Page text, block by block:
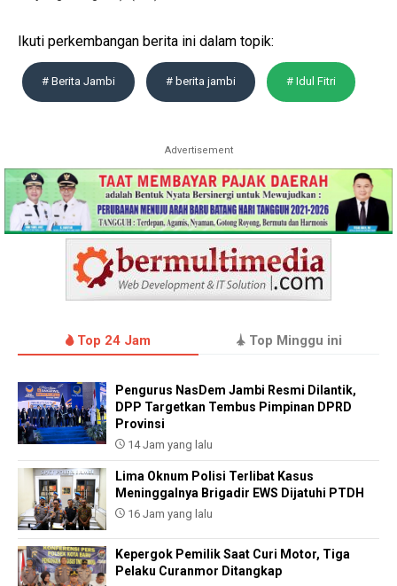
Ikuti perkembangan berita ini dalam topik:
# Berita Jambi # berita jambi # Idul Fitri
Advertisement
Top 24 Jam Top Minggu ini
Pengurus NasDem Jambi Resmi Dilantik,
DPP Targetkan Tembus Pimpinan DPRD
Provinsi
14 Jam yang lalu
Lima Oknum Polisi Terlibat Kasus
Meninggalnya Brigadir EWS Dijatuhi PTDH
16 Jam yang lalu
Kepergok Pemilik Saat Curi Motor, Tiga
Pelaku Curanmor Ditangkap